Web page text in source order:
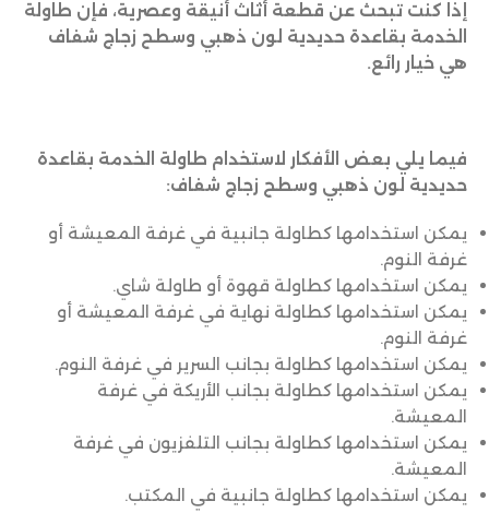
إذا كنت تبحث عن قطعة أثاث أنيقة وعصرية، فإن طاولة
الخدمة بقاعدة حديدية لون ذهبي وسطح زجاج شفاف
هي خيار رائع.
فيما يلي بعض الأفكار لاستخدام طاولة الخدمة بقاعدة
حديدية لون ذهبي وسطح زجاج شفاف:
يمكن استخدامها كطاولة جانبية في غرفة المعيشة أو
غرفة النوم.
يمكن استخدامها كطاولة قهوة أو طاولة شاي.
يمكن استخدامها كطاولة نهاية في غرفة المعيشة أو
غرفة النوم.
يمكن استخدامها كطاولة بجانب السرير في غرفة النوم.
يمكن استخدامها كطاولة بجانب الأريكة في غرفة
المعيشة.
يمكن استخدامها كطاولة بجانب التلفزيون في غرفة
المعيشة.
يمكن استخدامها كطاولة جانبية في المكتب.